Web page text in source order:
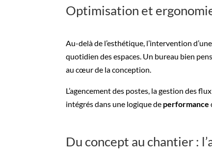
Optimisation et
Au-delà de l’esthétique, l’intervention
quotidien des espaces. Un bureau bien
au cœur de la conception.
L’agencement des postes, la gestion des
intégrés dans une logique de performance
Du concept au chantier :